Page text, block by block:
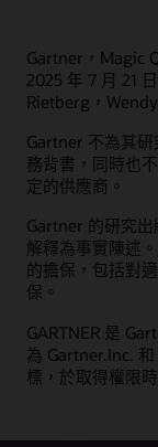
與社群中的客
加入 Customer
加入社群
養成您的技能
加速採用的多樣
合作關係
Oracle Consulting
尋找合作夥伴
成為夥伴
Oracle Service
趨勢
產品導覽
探索 Oracle
什麼是訂閱
什麼是銷售
什麼是電子
什麼是 CX？
Gartner，Magic
2025 年 7 月 21
Rietberg，
Gartner 不為其
務背書，同時也
定的供應商。
Gartner 的研究
解釋為事實陳述
的擔保，包括對
保。
GARTNER 是
為 Gartner.Inc.
標，於取得權限